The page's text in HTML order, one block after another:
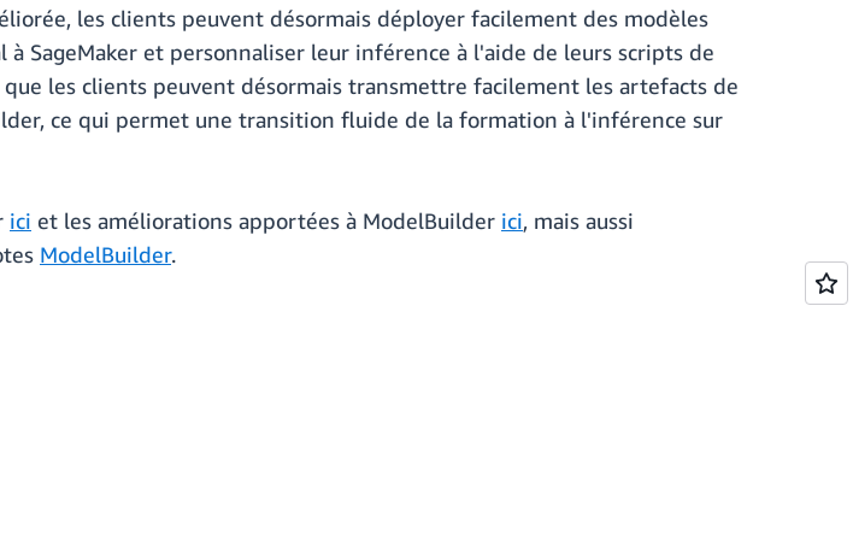
les clients peuvent désormais déployer facilement des modèles
SageMaker et personnaliser leur inférence à l'aide de leurs scripts de
les clients peuvent désormais transmettre facilement les artefacts de
ce qui permet une transition fluide de la formation à l'inférence sur
ici et les améliorations apportées à ModelBuilder ici, mais aussi
ModelBuilder.